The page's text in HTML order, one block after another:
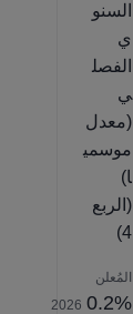
السنو
ي
الفصل
ي
(معدل
موسمي
ا)
(الربع
4)
المُعلن
0.2%
2026‎